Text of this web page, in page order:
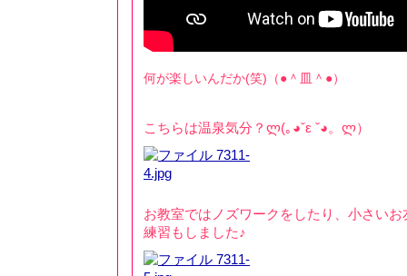
何が楽しいんだか(笑)（●＾皿＾●）
こちらは温泉気分？ლ(｡◕ˇε ˇ◕。ლ）
お教室ではノズワークをしたり、小さい
練習もしました♪